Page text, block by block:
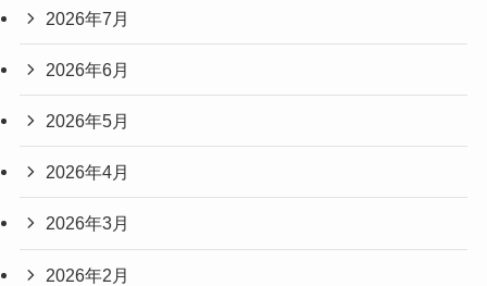
2026年7月
2026年6月
2026年5月
2026年4月
2026年3月
2026年2月